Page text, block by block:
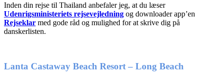
Inden din rejse til Thailand anbefaler jeg, at du læser
Udenrigsministeriets rejsevejledning og downloader app’en
Rejseklar med gode råd og mulighed for at skrive dig på
danskerlisten.
Lanta Castaway Beach Resort – Long Beach